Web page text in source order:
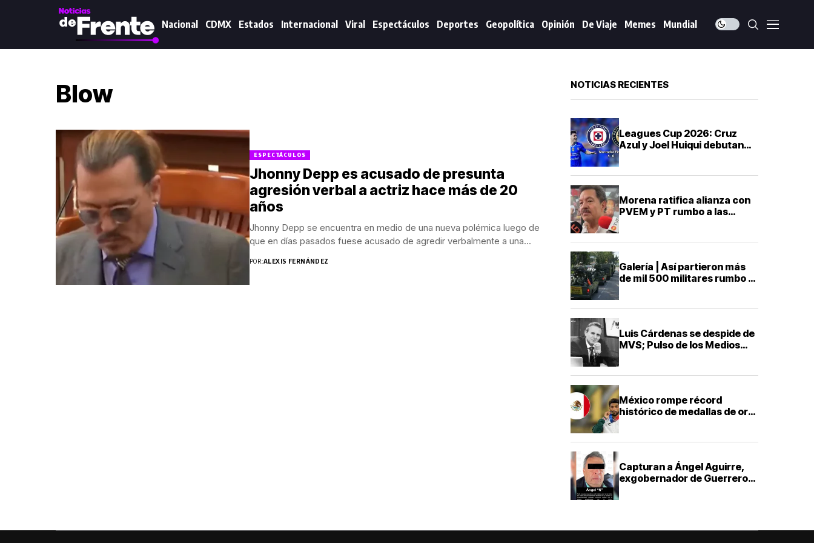
Nacional CDMX Estados Internacional Viral Espectáculos Deportes Geopolítica Opinión De Viaje Memes Mundial
Blow
ESPECTÁCULOS
Jhonny Depp es acusado de presunta
agresión verbal a actriz hace más de 20
años
Jhonny Depp se encuentra en medio de una nueva polémica luego de
que en días pasados fuese acusado de agredir verbalmente a una...
POR:ALEXIS FERNÁNDEZ
NOTICIAS RECIENTES
Leagues Cup 2026: Cruz
Azul y Joel Huiqui debutan
Morena ratifica alianza con
PVEM y PT rumbo a las
Galería | Así partieron más
de mil 500 militares rumbo a
Luis Cárdenas se despide de
MVS; Pulso de los Medios
México rompe récord
histórico de medallas de oro
Caribe
Capturan a Ángel Aguirre,
exgobernador de Guerrero,